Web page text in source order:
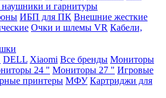
и гарнитуры
ИБП для ПК Внешние жесткие
Очки и шлемы VR Кабели,
DELL Xiaomi Все бренды Мониторы
24 " Мониторы 27 " Игровые
принтеры МФУ Картриджи для